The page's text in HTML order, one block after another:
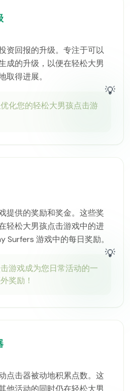
资回报的升级。专注于可以
成的升级，以便在轻松大男
取得进展。
💡
化您的轻松大男孩点击游
提供的奖励和奖金。这些奖
轻松大男孩点击游戏中的进
Surfers 游戏中的每日奖励。
💡
游戏成为您日常活动的一
奖励！
点击器被动地积累点数。这
他活动的同时仍在轻松大男